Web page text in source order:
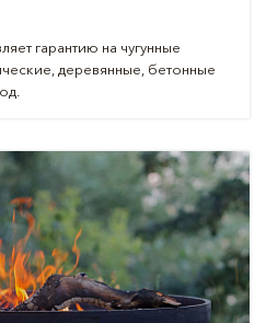
гарантию на чугунные
деревянные, бетонные